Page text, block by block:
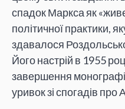
спадок Маркса як
політичної практики,
здавалося
Його настрій в 1955
завершення
уривок зі спогадів про